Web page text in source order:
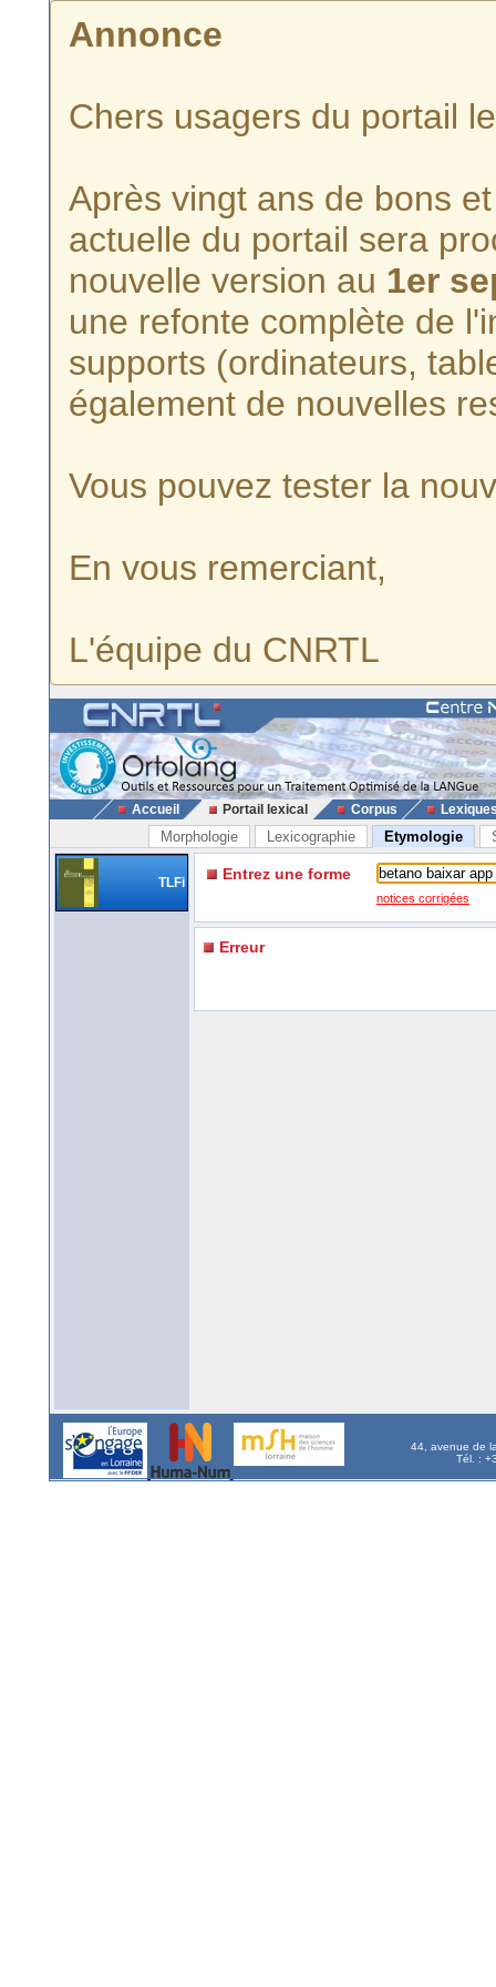
Annonce
Chers usagers du portail
Après vingt ans de bons
actuelle du portail sera
nouvelle version au 1er
une refonte complète de
supports (ordinateurs,
également de nouvelles
Vous pouvez tester la
En vous remerciant,
L'équipe du CNRTL
Accueil Portail lexical Corpus
Morphologie Lexicographie Etymologie
TLFi Entrez une forme
notices corrigées
Erreur
44, avenue de
Tél. :